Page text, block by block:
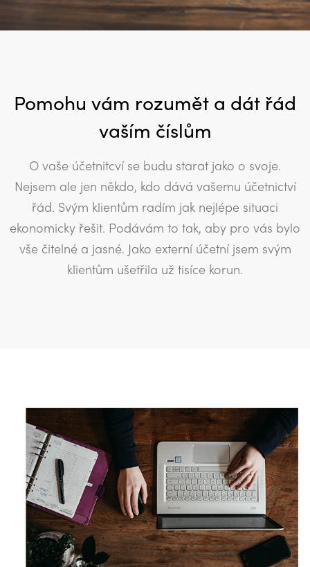
Pomohu vám rozumět a dát řád
vaším číslům
O vaše účetnitcví se budu starat jako o svoje.
Nejsem ale jen někdo, kdo dává vašemu účetnictví
řád. Svým klientům radím jak nejlépe situaci
ekonomicky řešit. Podávám to tak, aby pro vás bylo
vše čitelné a jasné. Jako externí účetní jsem svým
klientům ušetřila už tisíce korun.